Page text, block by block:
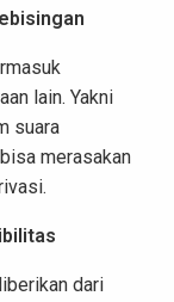
lain. Yakni
suara
merasakan
dari